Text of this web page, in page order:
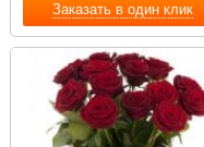
Заказать в один клик